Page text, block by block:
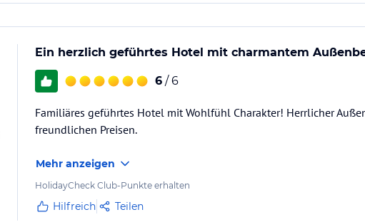
Ein herzlich geführtes Hotel mit charmantem
6 / 6
Familiäres geführtes Hotel mit Wohlfühl Charakter! Herrlicher
freundlichen Preisen.
Mehr anzeigen
HolidayCheck Club-Punkte erhalten
Hilfreich Teilen